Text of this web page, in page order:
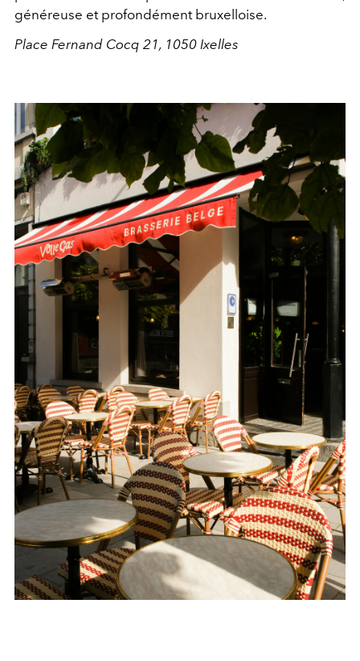
généreuse et profondément bruxelloise.
Place Fernand Cocq 21, 1050 Ixelles